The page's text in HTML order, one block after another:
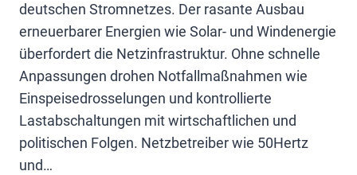
deutschen Stromnetzes. Der rasante Ausbau
erneuerbarer Energien wie Solar- und Windenergie
überfordert die Netzinfrastruktur. Ohne schnelle
Anpassungen drohen Notfallmaßnahmen wie
Einspeisedrosselungen und kontrollierte
Lastabschaltungen mit wirtschaftlichen und
politischen Folgen. Netzbetreiber wie 50Hertz
und…